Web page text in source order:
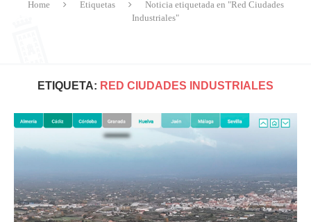
Home Etiquetas
Noticia etiquetada en "Red Ciudades
Industriales"
ETIQUETA: RED CIUDADES INDUSTRIALES